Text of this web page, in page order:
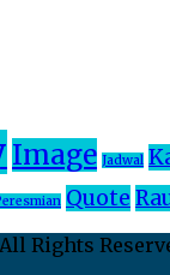
Image Jadwal
Quote
Rights